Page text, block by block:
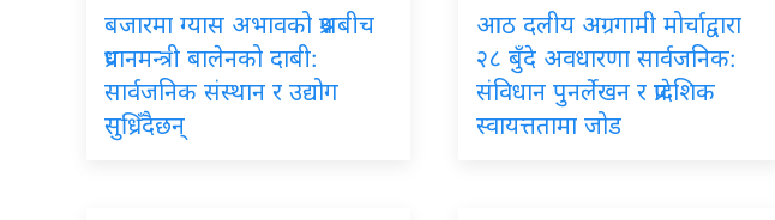
बजारमा ग्यास अभावको प्रश्नबीच
प्रधानमन्त्री बालेनको दाबी:
सार्वजनिक संस्थान र उद्योग
सुध्रिँदैछन्
आठ दलीय अग्रगामी मोर्चाद्वारा
२८ बुँदे अवधारणा सार्वजनिक:
संविधान पुनर्लेखन र प्रादेशिक
स्वायत्ततामा जोड